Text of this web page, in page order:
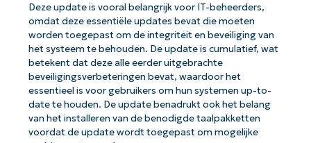
Deze update is vooral belangrijk voor IT-beheerders,
omdat deze essentiële updates bevat die moeten
worden toegepast om de integriteit en beveiliging van
het systeem te behouden. De update is cumulatief, wat
betekent dat deze alle eerder uitgebrachte
beveiligingsverbeteringen bevat, waardoor het
essentieel is voor gebruikers om hun systemen up-to-
date te houden. De update benadrukt ook het belang
van het installeren van de benodigde taalpakketten
voordat de update wordt toegepast om mogelijke